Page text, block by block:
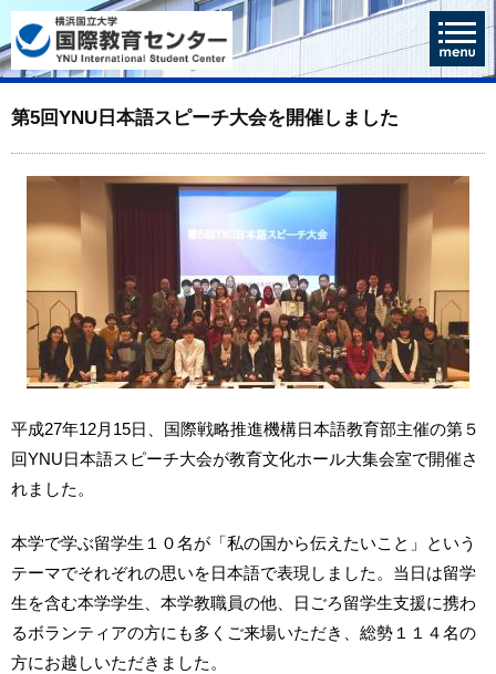
第5回YNU日本語スピーチ大会を開催しました
平成27年12月15日、国際戦略推進機構日本語教育部主催の第５
回YNU日本語スピーチ大会が教育文化ホール大集会室で開催さ
れました。
本学で学ぶ留学生１０名が「私の国から伝えたいこと」という
テーマでそれぞれの思いを日本語で表現しました。当日は留学
生を含む本学学生、本学教職員の他、日ごろ留学生支援に携わ
るボランティアの方にも多くご来場いただき、総勢１１４名の
方にお越しいただきました。